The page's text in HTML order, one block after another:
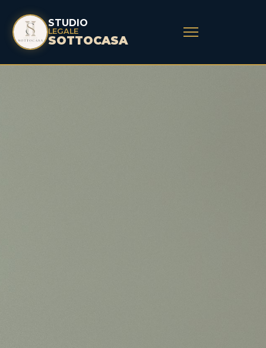
STUDIO
LEGALE
SOTTOCASA